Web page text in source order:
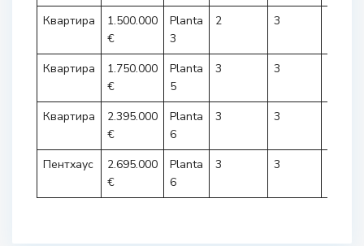
Квартира
1.500.000
€
Planta
3
2 3
Квартира
1.750.000
€
Planta
5
3 3
Квартира
2.395.000
€
Planta
6
3 3
Пентхаус
2.695.000
€
Planta
6
3 3